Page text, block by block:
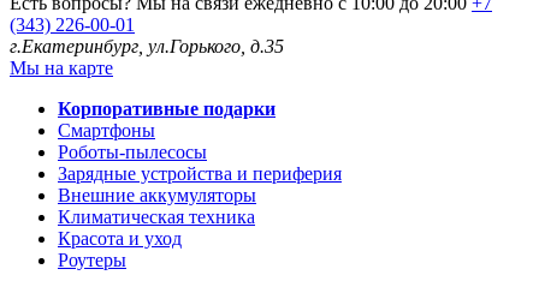
(343) 226-00-01
г.Екатеринбург, ул.Горького, д.35
Мы на карте
Корпоративные подарки
Смартфоны
Роботы-пылесосы
Зарядные устройства и периферия
Внешние аккумуляторы
Климатическая техника
Красота и уход
Роутеры